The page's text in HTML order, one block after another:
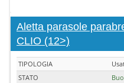
Aletta parasole
CLIO (12>)
TIPOLOGIA
STATO